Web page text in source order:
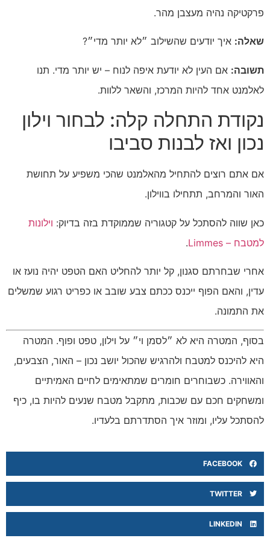
פרקטיקה נהיה מעצבן מהר.
שאלה: איך יודעים שהשילוב ״לא יותר מדי״?
תשובה: אם העין לא יודעת איפה לנוח – יש יותר מדי. תנו
לאלמנט אחד להיות המרכז, והשאר ללוות.
נקודת התחלה קלה: לבחור וילון
נכון ואז לבנות סביבו
אם אתם רוצים להתחיל מהאלמנט שהכי משפיע על תחושת
האור והמרחב, תתחילו בווילון.
כאן שווה להסתכל על קטגוריה שממוקדת בזה בדיוק: וילונות
למטבח – Limmes
.
אחרי שבחרתם סגנון, קל יותר להחליט האם הטפט יהיה נועז או
עדין, והאם הפוף ייכנס ככתם צבע שובב או כפריט רגוע שמשלים
את התמונה.
בסוף, המטרה היא לא ״לסמן וי״ על וילון, טפט ופוף. המטרה
היא להיכנס למטבח ולהרגיש שהכול יושב נכון – האור, הצבעים,
והאווירה. כשבוחרים חומרים שמתאימים לחיים האמיתיים
ומשחקים חכם עם שכבות, מתקבל מטבח שנעים להיות בו, כיף
להסתכל עליו, ומוזר איך הסתדרתם בלעדיו.
FACEBOOK
TWITTER
LINKEDIN